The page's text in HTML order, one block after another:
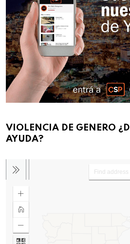
VIOLENCIA DE GENERO
AYUDA?